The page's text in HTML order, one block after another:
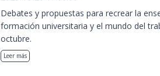
Debates y propuestas para recrear la
formación universitaria y el mundo del
octubre.
Leer más